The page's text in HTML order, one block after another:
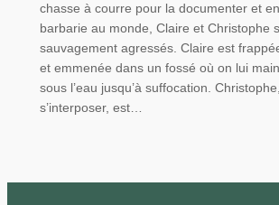
chasse à courre pour la documenter et
barbarie au monde, Claire et Christophe
sauvagement agressés. Claire est
et emmenée dans un fossé où on lui
sous l’eau jusqu’à suffocation.
s’interposer, est…